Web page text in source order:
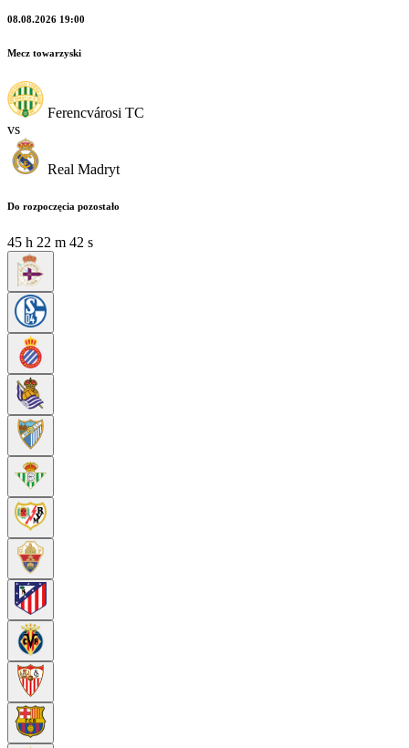
08.08.2026 19:00
Mecz towarzyski
Ferencvárosi TC
vs
Real Madryt
Do rozpoczęcia pozostało
45 h 22 m 40 s